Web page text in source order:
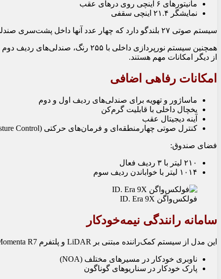
مانیتورهای ۶ اینچی روی درهای عقب
نمایشگر ۲۱.۴ اینچی سقفی
سیستم صوتی ۲۷ بلندگو دارد که چهار عدد آنها داخل پشت‌سری صندلی‌ها تعبیه شده‌اند و امکان کارائوکه بدون میکروفن را فراهم می‌کند.
از دیگر امکانات مهم هستند.
امکانات رفاهی اضافی
ماساژور و تهویه برای صندلی‌های ردیف اول و دوم
یخچال داخلی با قابلیت گرم‌کن
آینه دیجیتال عقب
کنترل صوتی چهارمنطقه‌ای و فرمان‌های حرکتی (Gesture Control)
فضای صندوق:
۲۱۰ لیتر با ۳ ردیف فعال
۱۰۱۴ لیتر با خواباندن ردیف سوم
فولکس‌واگن ID. Era 9X
سامانه رانندگی نیمه‌خودکار
این مدل از سیستم کمک‌راننده مبتنی بر LiDAR و پلتفرم Momenta R7 استفاده می‌کند. امکانات آن شامل:
ناوبری خودکار در مسیرهای مختلف (NOA)
پارک خودکار در سناریوهای گوناگون